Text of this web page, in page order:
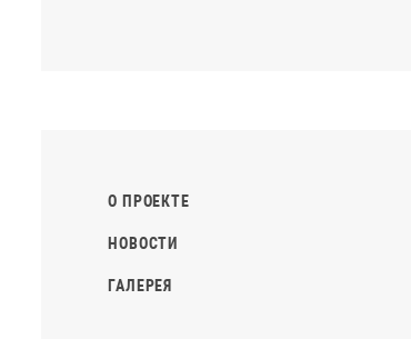
О ПРОЕКТЕ
НОВОСТИ
ГАЛЕРЕЯ